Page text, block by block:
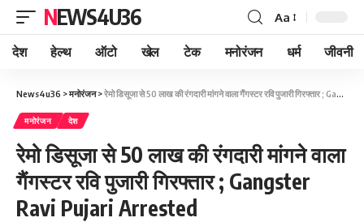
NEWS4U36 Aa
देश हेल्थ ऑटो खेल टेक मनोरंजन धर्म जीवनी
News4u36 >मनोरंजन>रेमो डिसूजा से 50 लाख की रंगदारी मांगने वाला गैंगस्टर रवि पुजारी गिरफ्तार ; Gangster Ravi Pujari Arrested
मनोरंजन देश
रेमो डिसूजा से 50 लाख की रंगदारी मांगने वाला
गैंगस्टर रवि पुजारी गिरफ्तार ; Gangster
Ravi Pujari Arrested